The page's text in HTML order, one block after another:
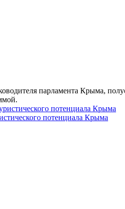
парламента Крыма,
потенциала Крыма